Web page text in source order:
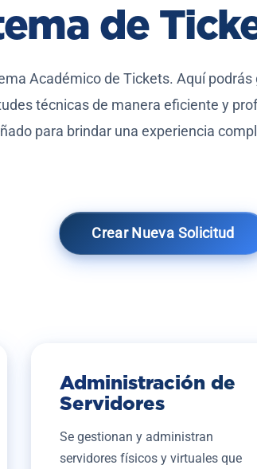
de
Académico de Tickets. Aquí
técnicas de manera eficiente y
para brindar una experiencia
Crear Nueva Solicitud
Administración de
Servidores
Se gestionan y administran
servidores físicos y virtuales que